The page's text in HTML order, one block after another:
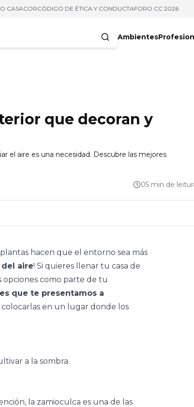
CASACORCÓDIGO DE ÉTICA Y CONDUCTAFORO CC 2026
Ambientes
que decoran y
el aire es una necesidad. Descubre las mejores
05 min de
plantas hacen que el entorno sea más
aire! Si quieres llenar tu casa de
opciones como parte de tu
que te presentamos a
colocarlas en un lugar donde los
la zamioculca es una de las